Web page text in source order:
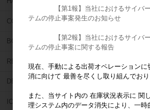
COLTENE WHALEDENT (コルテンウェルデント)
BOSWORTH (ボスワース)
RELIANCE (リライアンス)
DETAX (デタックス)
ION (イオン)
【第1報】当社におけるサイバ
テムの停止事案発生のお知らせ
【第2報】当社におけるサイバ
テムの停止事案に関する報告
現在、手動による出荷オペレーションに
消に向けて 最善を尽くし取り組んでおり
また、当サイト内の 在庫状況表示に 関
理システム内のデータ消失により、一時